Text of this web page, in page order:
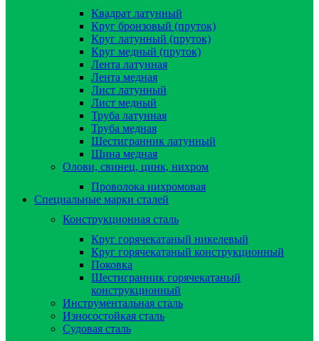
Квадрат латунный
Круг бронзовый (пруток)
Круг латунный (пруток)
Круг медный (пруток)
Лента латунная
Лента медная
Лист латунный
Лист медный
Труба латунная
Труба медная
Шестигранник латунный
Шина медная
Олови, свинец, цинк, нихром
Проволока нихромовая
Специальные марки сталей
Конструкционная сталь
Круг горячекатаный никелевый
Круг горячекатаный конструкционный
Поковка
Шестигранник горячекатаный
конструкционный
Инструментальная сталь
Износостойкая сталь
Судовая сталь